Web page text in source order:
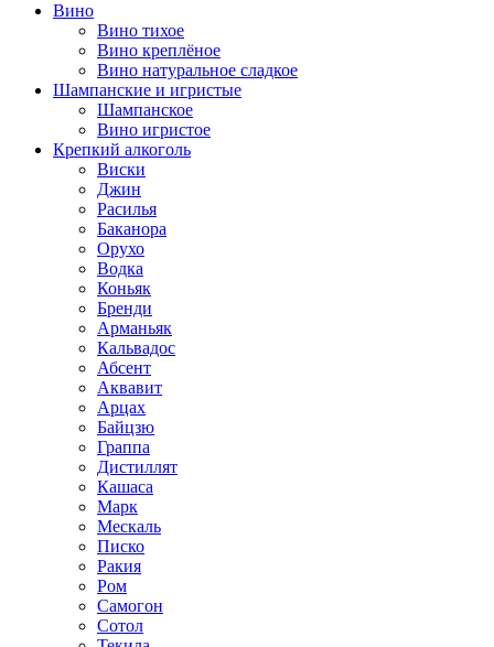
Вино
Вино тихое
Вино креплёное
Вино натуральное сладкое
Шампанские и игристые
Шампанское
Вино игристое
Крепкий алкоголь
Виски
Джин
Расилья
Баканора
Орухо
Водка
Коньяк
Бренди
Арманьяк
Кальвадос
Абсент
Аквавит
Арцах
Байцзю
Граппа
Дистиллят
Кашаса
Марк
Мескаль
Писко
Ракия
Ром
Самогон
Сотол